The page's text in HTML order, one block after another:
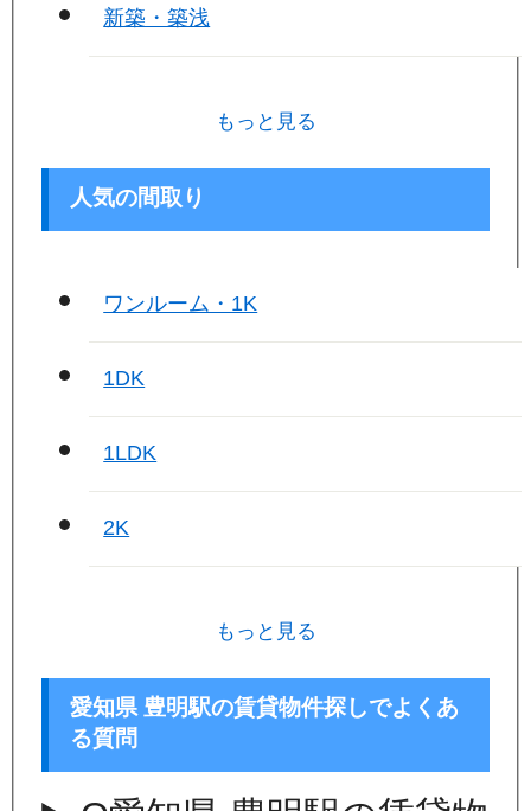
新築・築浅
もっと見る
人気の間取り
ワンルーム・1K
1DK
1LDK
2K
もっと見る
愛知県 豊明駅の賃貸物件探しでよくあ
る質問